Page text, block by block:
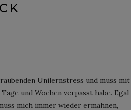
Unilernstress und muss mit
und Wochen verpasst habe. Egal
mich immer wieder ermahnen,